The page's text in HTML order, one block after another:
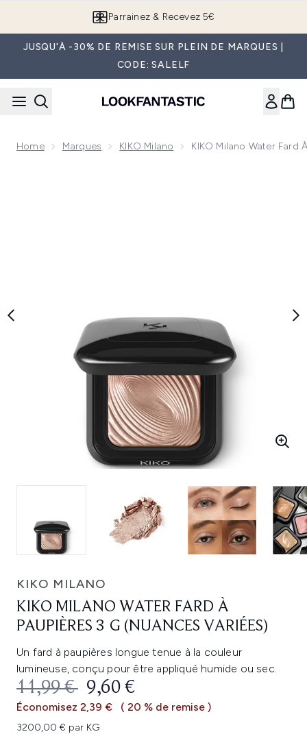
Parrainez & Recevez 5€
JUSQU'À -30% DE REMISE SUR PLEIN DE MARQUES |
CODE: SALELF
Home Marques KIKO Milano KIKO Milano Water Fard
KIKO MILANO
KIKO MILANO WATER FARD À
PAUPIÈRES 3 G (NUANCES VARIÉES)
Un fard à paupières longue tenue à la couleur
lumineuse, conçu pour être appliqué humide ou sec.
PRIX DE VENTE :
11,99 € PRIX ​​ACTUEL :
9,60 €
Économisez 2,39 € ( 20 % de remise )
3200,00 € par KG